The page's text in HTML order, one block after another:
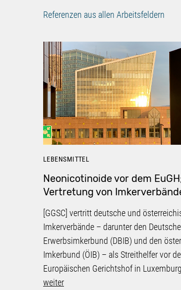
Referenzen aus allen Arbeitsfeldern
LEBENSMITTEL
Neonicotinoide vor dem
Vertretung von
[GGSC] vertritt deutsche und
Imkerverbände – darunter den
Erwerbsimkerbund (DBIB) und den
Imkerbund (ÖIB) – als Streithelfer vor
Europäischen Gerichtshof in
weiter